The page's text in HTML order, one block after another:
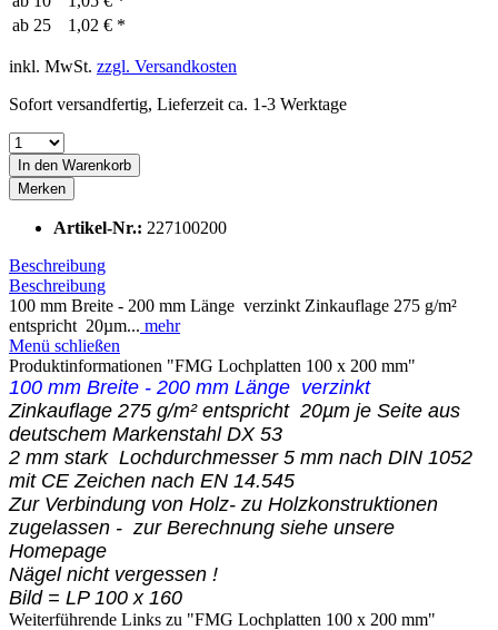
ab 25 1,02 € *
inkl. MwSt. zzgl. Versandkosten
Sofort versandfertig, Lieferzeit ca. 1-3 Werktage
In den Warenkorb
Merken
Artikel-Nr.: 227100200
Beschreibung
Beschreibung
100 mm Breite - 200 mm Länge verzinkt Zinkauflage 275 g/m²
entspricht 20µm... mehr
Menü schließen
Produktinformationen "FMG Lochplatten 100 x 200 mm"
100 mm Breite - 200 mm Länge verzinkt
Zinkauflage 275 g/m² entspricht 20µm je Seite aus
deutschem Markenstahl DX 53
2 mm stark Lochdurchmesser 5 mm nach DIN 1052
mit CE Zeichen nach EN 14.545
Zur Verbindung von Holz- zu Holzkonstruktionen
zugelassen - zur Berechnung siehe unsere
Homepage
Nägel nicht vergessen !
Bild = LP 100 x 160
Weiterführende Links zu "FMG Lochplatten 100 x 200 mm"